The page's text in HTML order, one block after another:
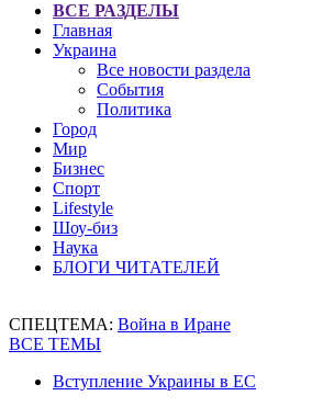
ВСЕ РАЗДЕЛЫ
Главная
Украина
Все новости раздела
События
Политика
Город
Мир
Бизнес
Спорт
Lifestyle
Шоу-биз
Наука
БЛОГИ ЧИТАТЕЛЕЙ
СПЕЦТЕМА: Война в Иране
ВСЕ ТЕМЫ
Вступление Украины в ЕС